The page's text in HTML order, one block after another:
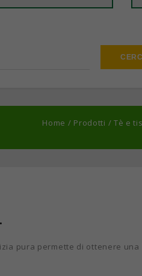
Home / Prodotti / Tè e
pura permette di ottenere